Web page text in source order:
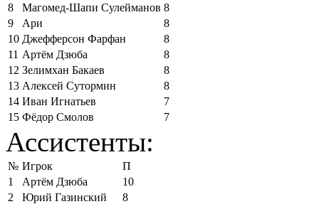
8
Магомед-Шапи Сулейманов 8
9
Ари
8
10 Джефферсон Фарфан
8
11 Артём Дзюба
8
12 Зелимхан Бакаев
8
13 Алексей Сутормин
8
14 Иван Игнатьев
7
15 Фёдор Смолов 7
Ассистенты:
№ Игрок
П
1
Артём Дзюба
10
2
Юрий Газинский
8